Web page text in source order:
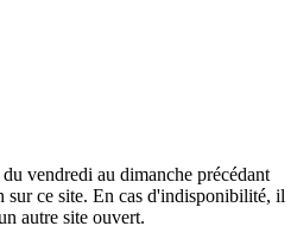
vendredi au dimanche précédant
sur ce site. En cas d'indisponibilité, il
autre site ouvert.